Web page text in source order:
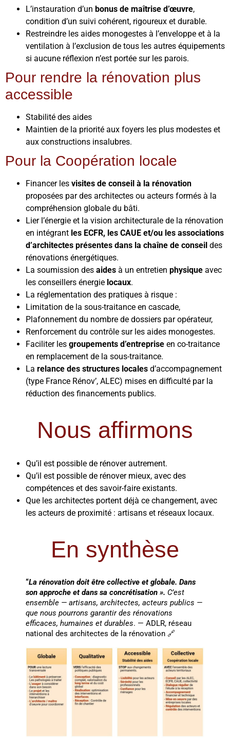
L’instauration d’un bonus de maîtrise d’œuvre,
condition d’un suivi cohérent, rigoureux et durable.
Restreindre les aides monogestes à l’enveloppe et à la
ventilation à l’exclusion de tous les autres équipements
si aucune réflexion n’est portée sur les parois.
Pour rendre la rénovation plus
accessible
Stabilité des aides
Maintien de la priorité aux foyers les plus modestes et
aux constructions insalubres.
Pour la Coopération locale
Financer les visites de conseil à la rénovation
proposées par des architectes ou acteurs formés à la
compréhension globale du bâti.
Lier l’énergie et la vision architecturale de la rénovation
en intégrant les ECFR, les CAUE et/ou les associations
d’architectes présentes dans la chaîne de conseil des
rénovations énergétiques.
La soumission des aides à un entretien physique avec
les conseillers énergie locaux.
La réglementation des pratiques à risque :
Limitation de la sous-traitance en cascade,
Plafonnement du nombre de dossiers par opérateur,
Renforcement du contrôle sur les aides monogestes.
Faciliter les groupements d’entreprise en co-traitance
en remplacement de la sous-traitance.
La relance des structures locales d’accompagnement
(type France Rénov’, ALEC) mises en difficulté par la
réduction des financements publics.
Nous affirmons
Qu’il est possible de rénover autrement.
Qu’il est possible de rénover mieux, avec des
compétences et des savoir-faire existants.
Que les architectes portent déjà ce changement, avec
les acteurs de proximité : artisans et réseaux locaux.
En synthèse
“La rénovation doit être collective et globale. Dans
son approche et dans sa concrétisation ». C’est
ensemble — artisans, architectes, acteurs publics —
que nous pourrons garantir des rénovations
efficaces, humaines et durables. — ADLR, réseau
national des architectes de la rénovation 🔗